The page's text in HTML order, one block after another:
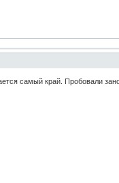
самый край. Пробовали